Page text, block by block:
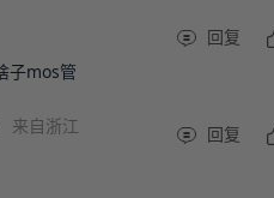
回复
子mos管
来自浙江 回复